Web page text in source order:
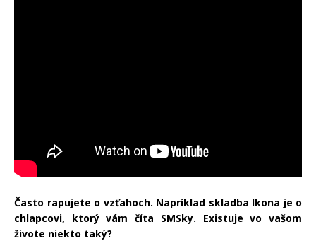
Často rapujete o vzťahoch. Napríklad skladba Ikona je o
chlapcovi, ktorý vám číta SMSky. Existuje vo vašom
živote niekto taký?